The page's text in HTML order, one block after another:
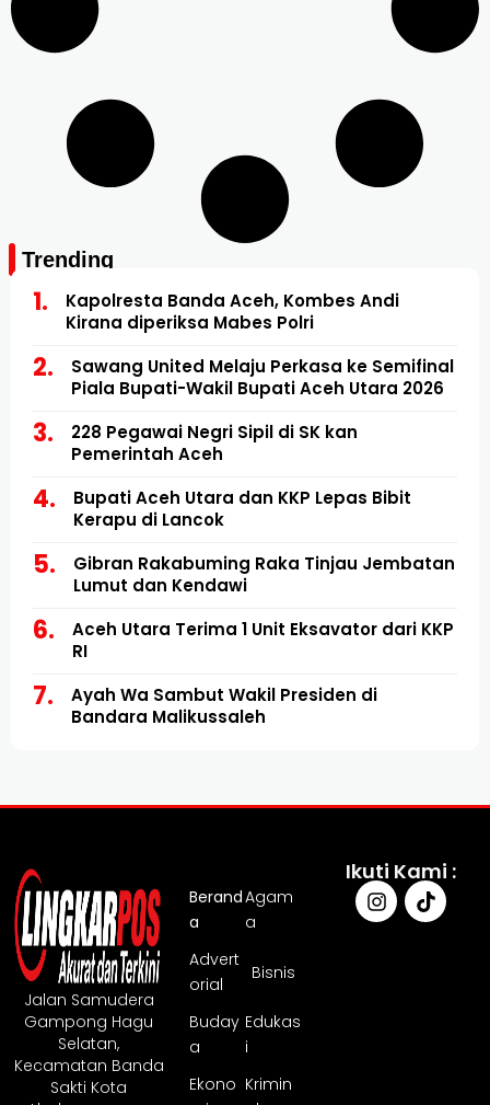
Trending
Kapolresta Banda Aceh, Kombes Andi
Kirana diperiksa Mabes Polri
Sawang United Melaju Perkasa ke Semifinal
Piala Bupati-Wakil Bupati Aceh Utara 2026
228 Pegawai Negri Sipil di SK kan
Pemerintah Aceh
Bupati Aceh Utara dan KKP Lepas Bibit
Kerapu di Lancok
Gibran Rakabuming Raka Tinjau Jembatan
Lumut dan Kendawi
Aceh Utara Terima 1 Unit Eksavator dari KKP
RI
Ayah Wa Sambut Wakil Presiden di
Bandara Malikussaleh
Jalan Samudera
Gampong Hagu
Selatan,
Kecamatan Banda
Sakti Kota
Berand
a
Agam
a
Advert
orial
Bisnis
Buday
a
Edukas
i
Ekono Krimin
Ikuti Kami :